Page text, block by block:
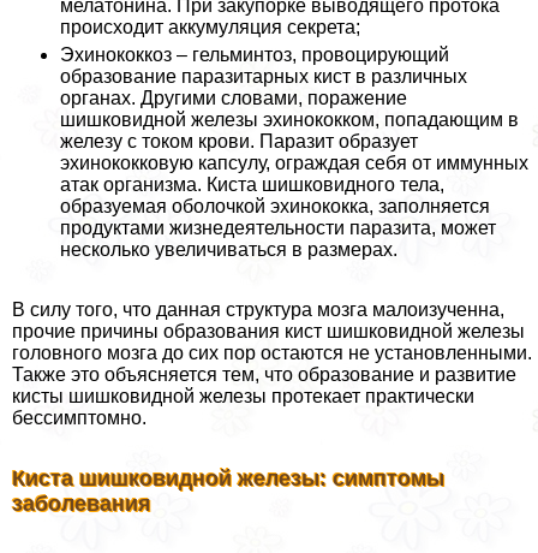
мелатонина. При закупорке выводящего протока
происходит аккумуляция секрета;
Эхинококкоз – гельминтоз, провоцирующий
образование паразитарных кист в различных
органах. Другими словами, поражение
шишковидной железы эхинококком, попадающим в
железу с током крови. Паразит образует
эхинококковую капсулу, ограждая себя от иммунных
атак организма. Киста шишковидного тела,
образуемая оболочкой эхинококка, заполняется
продуктами жизнедеятельности паразита, может
несколько увеличиваться в размерах.
В силу того, что данная структура мозга малоизученна,
прочие причины образования кист шишковидной железы
головного мозга до сих пор остаются не установленными.
Также это объясняется тем, что образование и развитие
кисты шишковидной железы протекает пpaктически
бессимптомно.
Киста шишковидной железы: симптомы
заболевания